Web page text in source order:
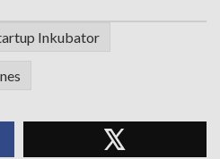
Inkubator